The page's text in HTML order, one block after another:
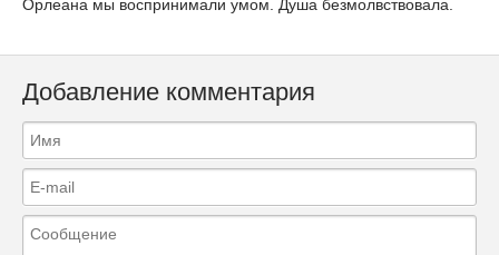
Орлеана мы воспринимали умом. Душа безмолвствовала.
Добавление комментария